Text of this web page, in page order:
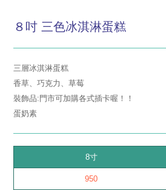
８吋 三色冰淇淋蛋糕
三層冰淇淋蛋糕
香草、巧克力、草莓
裝飾品:門市可加購各式插卡喔！！
蛋奶素
8寸
950